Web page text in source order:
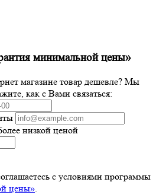
минимальной цены»
магазине товар дешевле? Мы
как с Вами связаться:
низкой ценой
с условиями программы
цены»